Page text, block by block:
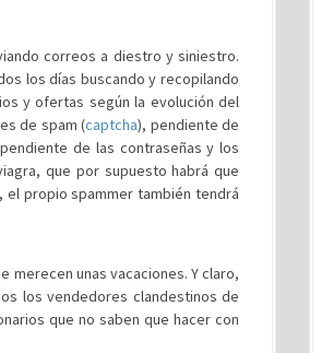
correos a diestro y siniestro.
los días buscando y recopilando
y ofertas según la evolución del
de spam (captcha), pendiente de
de las contraseñas y los
que por supuesto habrá que
propio spammer también tendrá
unas vacaciones. Y claro,
los vendedores clandestinos de
que no saben que hacer con